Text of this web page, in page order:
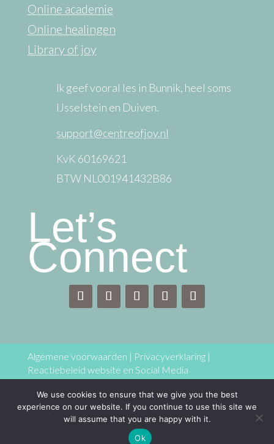
Online academie
Online healingen
Library of joy
Ik geef vooral les in Bunnik, heel soms
IJsselstein en Duiven.
support@centreofjoy.nl
KvK 60169621
BTW NL001941432B86
Let’s
Connect
Algemene voorwaarden | Privacyverklaring|
Reactiebeleid website en Social Media
Copyright © 2025 Centre of joy – Coaching & training
Jolanda Maria Hoogkamer Alle rechten voorbehouden
We use cookies to ensure that we give you the best
experience on our website. If you continue to use this site we
will assume that you are happy with it.
Ok